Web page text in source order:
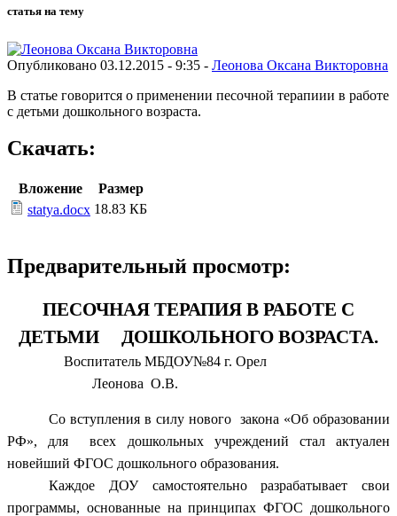
статья на тему
Опубликовано 03.12.2015 - 9:35 - Леонова Оксана Викторовна
В статье говорится о применении песочной терапиии в работе
с детьми дошкольного возраста.
Скачать:
Вложение
Размер
statya.docx 18.83 КБ
Предварительный просмотр:
ПЕСОЧНАЯ ТЕРАПИЯ В РАБОТЕ С
ДЕТЬМИ ДОШКОЛЬНОГО ВОЗРАСТА.
Воспитатель МБДОУ№84 г. Орел
Леонова О.В.
Со вступления в силу нового закона «Об образовании
РФ», для всех дошкольных учреждений стал актуален
новейший ФГОС дошкольного образования.
Каждое ДОУ самостоятельно разрабатывает свои
программы, основанные на принципах ФГОС дошкольного